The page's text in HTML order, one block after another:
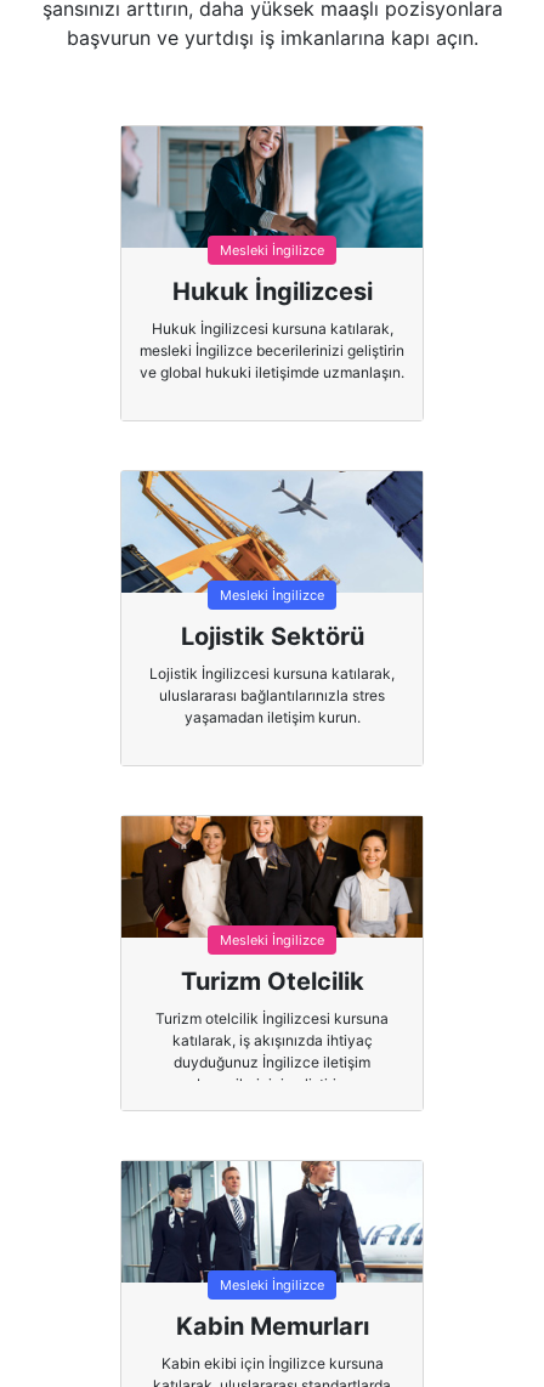
şansınızı arttırın, daha yüksek maaşlı pozisyonlara
başvurun ve yurtdışı iş imkanlarına kapı açın.
Mesleki İngilizce
Hukuk İngilizcesi
Hukuk İngilizcesi kursuna katılarak,
mesleki İngilizce becerilerinizi geliştirin
ve global hukuki iletişimde uzmanlaşın.
Mesleki İngilizce
Lojistik Sektörü
Lojistik İngilizcesi kursuna katılarak,
uluslararası bağlantılarınızla stres
yaşamadan iletişim kurun.
Mesleki İngilizce
Turizm Otelcilik
Turizm otelcilik İngilizcesi kursuna
katılarak, iş akışınızda ihtiyaç
duyduğunuz İngilizce iletişim
becerilerinizi geliştirin.
Mesleki İngilizce
Kabin Memurları
Kabin ekibi için İngilizce kursuna